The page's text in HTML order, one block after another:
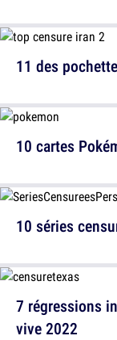
10 cartes
7 régressions
vive 2022
11 des
10 séries